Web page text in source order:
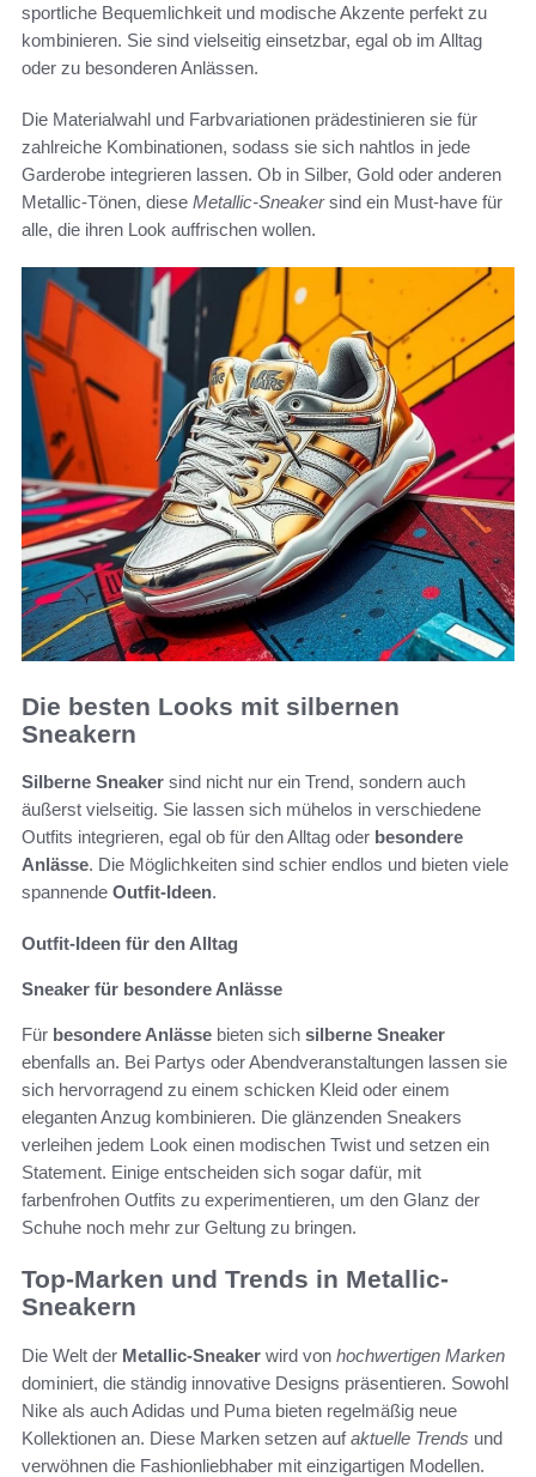
sportliche Bequemlichkeit und modische Akzente perfekt zu
kombinieren. Sie sind vielseitig einsetzbar, egal ob im Alltag
oder zu besonderen Anlässen.
Die Materialwahl und Farbvariationen prädestinieren sie für
zahlreiche Kombinationen, sodass sie sich nahtlos in jede
Garderobe integrieren lassen. Ob in Silber, Gold oder anderen
Metallic-Tönen, diese Metallic-Sneakersind ein Must-have für
alle, die ihren Look auffrischen wollen.
Die besten Looks mit silbernen
Sneakern
Silberne Sneaker sind nicht nur ein Trend, sondern auch
äußerst vielseitig. Sie lassen sich mühelos in verschiedene
Outfits integrieren, egal ob für den Alltag oder besondere
Anlässe. Die Möglichkeiten sind schier endlos und bieten viele
spannende Outfit-Ideen.
Outfit-Ideen für den Alltag
Sneaker für besondere Anlässe
Für besondere Anlässe bieten sich silberne Sneaker
ebenfalls an. Bei Partys oder Abendveranstaltungen lassen sie
sich hervorragend zu einem schicken Kleid oder einem
eleganten Anzug kombinieren. Die glänzenden Sneakers
verleihen jedem Look einen modischen Twist und setzen ein
Statement. Einige entscheiden sich sogar dafür, mit
farbenfrohen Outfits zu experimentieren, um den Glanz der
Schuhe noch mehr zur Geltung zu bringen.
Top-Marken und Trends in Metallic-
Sneakern
Die Welt der Metallic-Sneaker wird von hochwertigen Marken
dominiert, die ständig innovative Designs präsentieren. Sowohl
Nike als auch Adidas und Puma bieten regelmäßig neue
Kollektionen an. Diese Marken setzen aufaktuelle Trends und
verwöhnen die Fashionliebhaber mit einzigartigen Modellen.